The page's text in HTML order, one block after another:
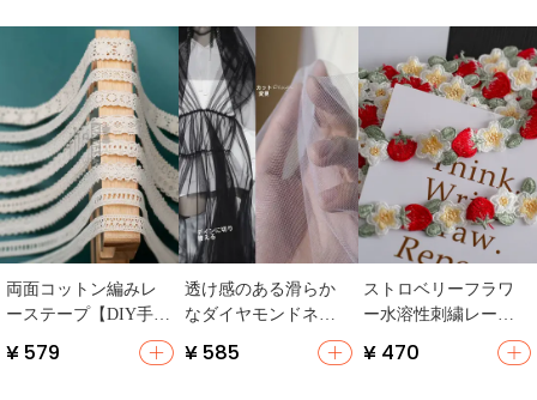
両面コットン編みレ
ーステープ【DIY手作
¥ 579
透け感のある滑らか
なダイヤモンドネッ
ト生地【柔らかさが
際立つ・チュチュス
¥ 585
ストロベリーフラワ
ー水溶性刺繍レース
【DIYコスチューム・
布小物用】
¥ 470